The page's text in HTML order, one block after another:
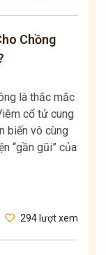
Chồng
là thắc mắc
cổ tử cung
biến vô cùng
“gần gũi” của
294 lượt xem